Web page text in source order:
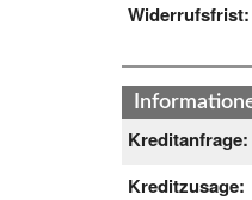
Widerrufsfrist:
Kreditanfrage:
Kreditzusage: